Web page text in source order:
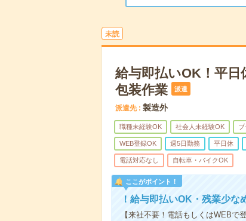
未読
給与即払いOK！平日
包装作業
派遣
派遣先 製造外
職種未経験OK 社会人未経験OK
WEB登録OK 週5日勤務 平日休
電話対応なし 自転車・バイクOK
ここがポイント！
！給与即払いOK・残業少
【来社不要！電話もしくはWEB